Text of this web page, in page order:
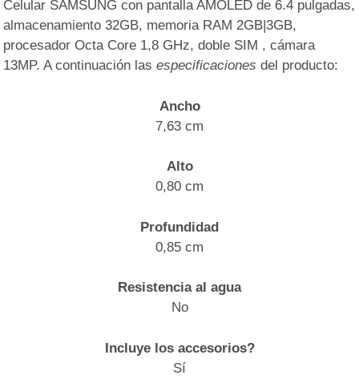
Celular SAMSUNG con pantalla AMOLED de 6.4 pulgadas,
almacenamiento 32GB, memoria RAM 2GB|3GB,
procesador Octa Core 1,8 GHz, doble SIM , cámara
13MP. A continuación lasespecificaciones del producto:
Ancho
7,63 cm
Alto
0,80 cm
Profundidad
0,85 cm
Resistencia al agua
No
Incluye los accesorios?
Sí